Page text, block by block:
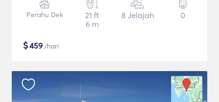
Perahu Dek
21 ft
6 m
8 Jelajah 0
$459 /hari